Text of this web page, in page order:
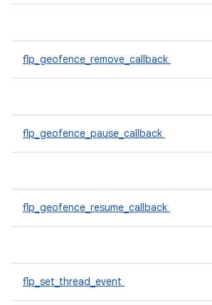
flp_geofence_remove_callback
flp_geofence_pause_callback
flp_geofence_resume_callback
flp_set_thread_event